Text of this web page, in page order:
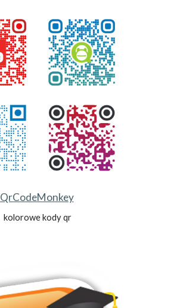
QrCodeMonkey
kolorowe kody qr